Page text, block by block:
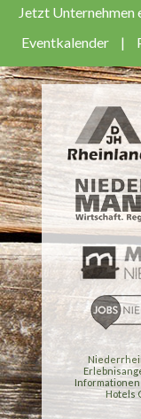
Jetzt Unternehmen
Eventkalender
|
Hotels